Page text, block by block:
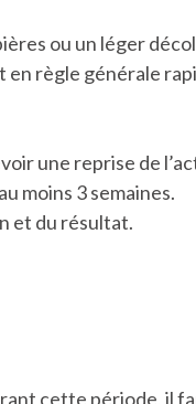
ou un léger
en règle générale
une reprise de
moins 3 semaines.
et du résultat.
cette période, il